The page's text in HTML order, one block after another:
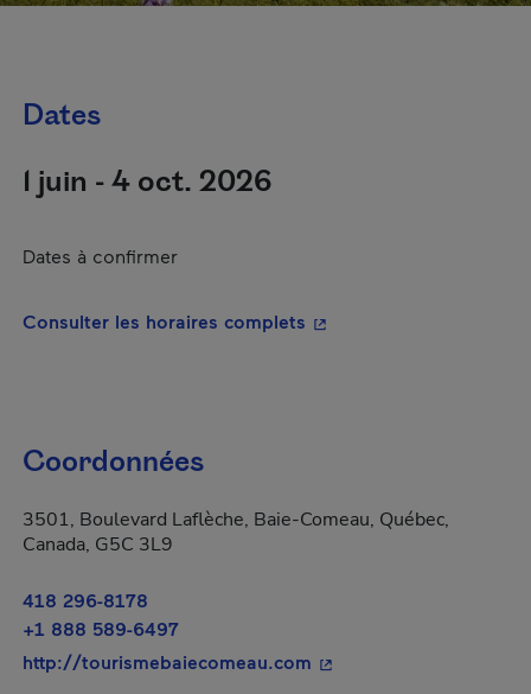
Dates
1 juin - 4 oct. 2026
Dates à confirmer
Consulter les horaires complets - Cet hyperlien
Coordonnées
3501, Boulevard Laflèche, Baie-Comeau, Québec,
Canada, G5C 3L9
418 296-8178
+1 888 589-6497
http://tourismebaiecomeau.com - Cet hyperlien